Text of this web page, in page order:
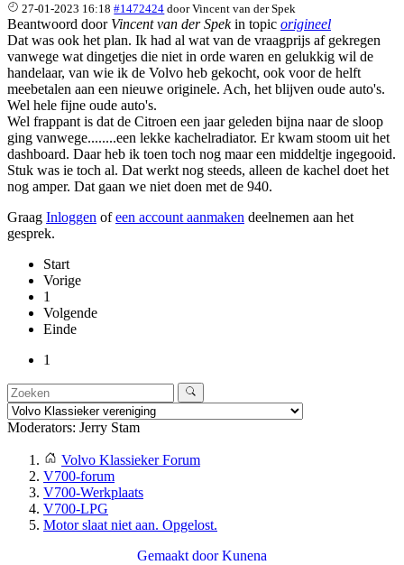
27-01-2023 16:18 #1472424 doorVincent van der Spek
Beantwoord door Vincent van der Spekin topic origineel
Dat was ook het plan. Ik had al wat van de vraagprijs af gekregen
vanwege wat dingetjes die niet in orde waren en gelukkig wil de
handelaar, van wie ik de Volvo heb gekocht, ook voor de helft
meebetalen aan een nieuwe originele. Ach, het blijven oude auto's.
Wel hele fijne oude auto's.
Wel frappant is dat de Citroen een jaar geleden bijna naar de sloop
ging vanwege........een lekke kachelradiator. Er kwam stoom uit het
dashboard. Daar heb ik toen toch nog maar een middeltje ingegooid.
Stuk was ie toch al. Dat werkt nog steeds, alleen de kachel doet het
nog amper. Dat gaan we niet doen met de 940.
Graag Inloggen ofeen account aanmaken deelnemen aan het
gesprek.
Start
Vorige
1
Volgende
Einde
1
Moderators: Jerry Stam
Volvo Klassieker Forum
V700-forum
V700-Werkplaats
V700-LPG
Motor slaat niet aan. Opgelost.
Gemaakt doorKunena